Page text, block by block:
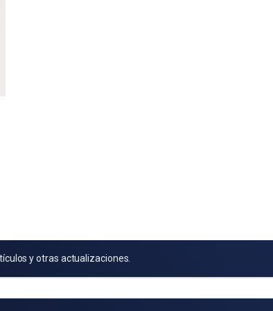
y otras actualizaciones.